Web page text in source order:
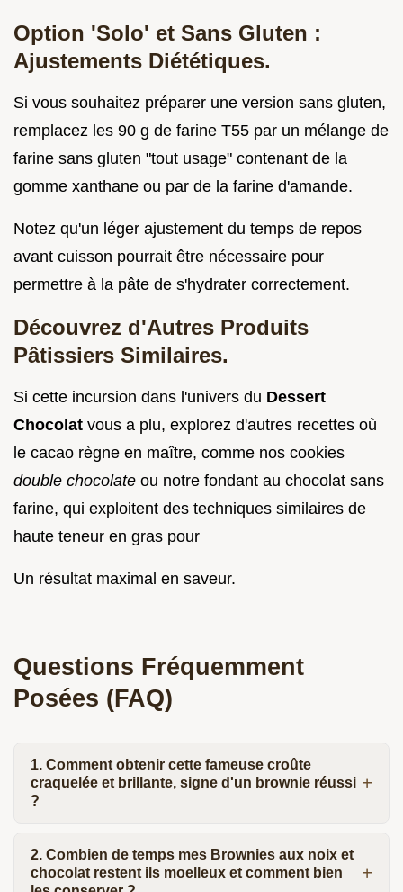
Option 'Solo' et Sans Gluten :
Ajustements Diététiques.
Si vous souhaitez préparer une version sans gluten,
remplacez les 90 g de farine T55 par un mélange de
farine sans gluten "tout usage" contenant de la
gomme xanthane ou par de la farine d'amande.
Notez qu'un léger ajustement du temps de repos
avant cuisson pourrait être nécessaire pour
permettre à la pâte de s'hydrater correctement.
Découvrez d'Autres Produits
Pâtissiers Similaires.
Si cette incursion dans l'univers du Dessert
Chocolat vous a plu, explorez d'autres recettes où
le cacao règne en maître, comme nos cookies
double chocolate ou notre fondant au chocolat sans
farine, qui exploitent des techniques similaires de
haute teneur en gras pour
Un résultat maximal en saveur.
Questions Fréquemment
Posées (FAQ)
1. Comment obtenir cette fameuse croûte
craquelée et brillante, signe d'un brownie réussi
?
2. Combien de temps mes Brownies aux noix et
chocolat restent ils moelleux et comment bien